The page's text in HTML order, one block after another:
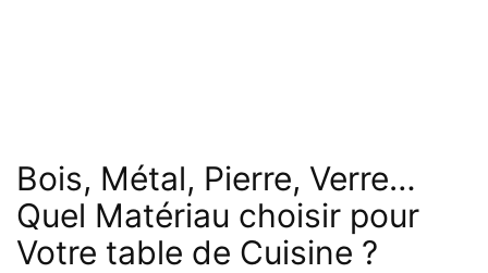
Bois, Métal, Pierre, Verre…
Quel Matériau choisir pour
Votre table de Cuisine ?